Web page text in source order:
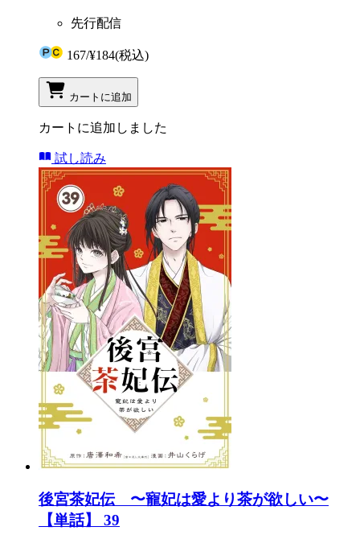
先行配信
167/¥184(税込)
カートに追加
カートに追加しました
試し読み
後宮茶妃伝 〜寵妃は愛より茶が欲しい〜
【単話】 39